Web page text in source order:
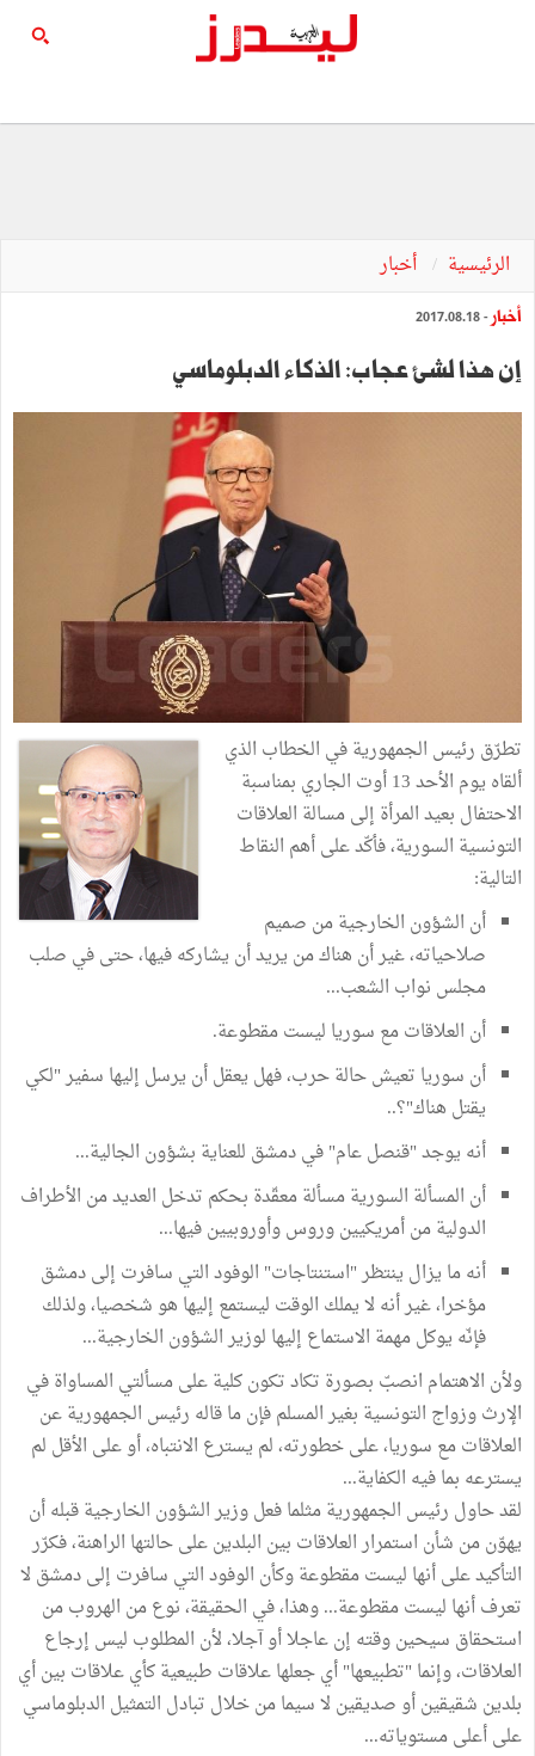
الرئيسية أخبار
أخبار - 2017.08.18
إن هذا لشيء عجاب: الذكاء الدبلوماسي
تطرّق رئيس الجمهورية في الخطاب الذي
ألقاه يوم الأحد 13 أوت الجاري بمناسبة
الاحتفال بعيد المرأة إلى مسالة العلاقات
التونسية السورية، فأكّد على أهم النقاط
التالية:
أن الشؤون الخارجية من صميم
صلاحياته، غير أن هناك من يريد أن يشاركه فيها، حتى في صلب
مجلس نواب الشعب...
أن العلاقات مع سوريا ليست مقطوعة.
أن سوريا تعيش حالة حرب، فهل يعقل أن يرسل إليها سفير "لكي
يقتل هناك"؟..
أنه يوجد "قنصل عام" في دمشق للعناية بشؤون الجالية...
أن المسألة السورية مسألة معقّدة بحكم تدخل العديد من الأطراف
الدولية من أمريكيين وروس وأوروبيين فيها...
أنه ما يزال ينتظر "استنتاجات" الوفود التي سافرت إلى دمشق
مؤخرا، غير أنه لا يملك الوقت ليستمع إليها هو شخصيا، ولذلك
فإنّه يوكل مهمة الاستماع إليها لوزير الشؤون الخارجية...
ولأن الاهتمام انصبّ بصورة تكاد تكون كلية على مسألتي المساواة في
الإرث وزواج التونسية بغير المسلم فإن ما قاله رئيس الجمهورية عن
العلاقات مع سوريا، على خطورته، لم يسترع الانتباه، أو على الأقل لم
يسترعه بما فيه الكفاية...
لقد حاول رئيس الجمهورية مثلما فعل وزير الشؤون الخارجية قبله أن
يهوّن من شأن استمرار العلاقات بين البلدين على حالتها الراهنة، فكرّر
التأكيد على أنها ليست مقطوعة وكأن الوفود التي سافرت إلى دمشق لا
تعرف أنها ليست مقطوعة... وهذا، في الحقيقة، نوع من الهروب من
استحقاق سيحين وقته إن عاجلا أو آجلا، لأن المطلوب ليس إرجاع
العلاقات، وإنما "تطبيعها" أي جعلها علاقات طبيعية كأي علاقات بين أي
بلدين شقيقين أو صديقين لا سيما من خلال تبادل التمثيل الدبلوماسي
على أعلى مستوياته...